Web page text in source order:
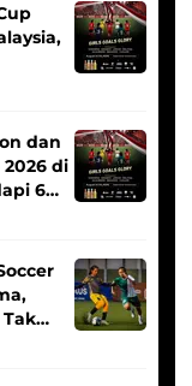
dan
2026 di
6